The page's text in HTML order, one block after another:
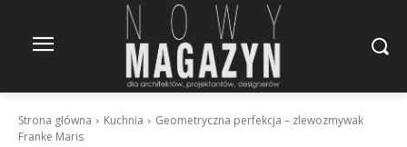
Strona główna Kuchnia
Geometryczna perfekcja – zlewozmywak
Franke Maris